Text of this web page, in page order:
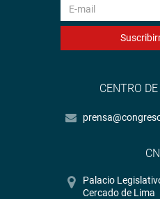
CENTRO
Palacio
Cercado de Lima